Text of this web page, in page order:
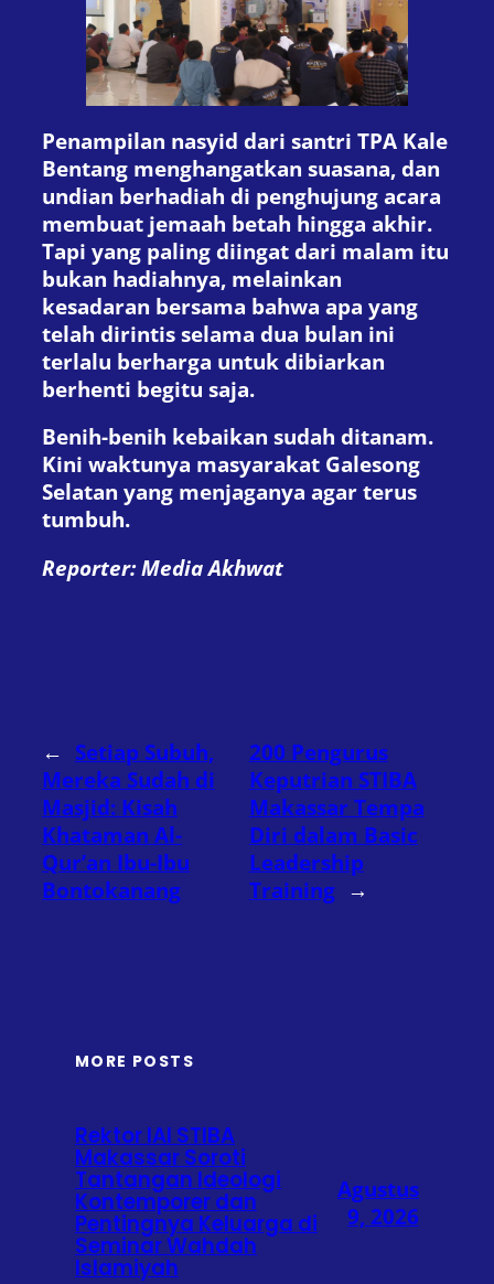
Penampilan nasyid dari santri TPA Kale
Bentang menghangatkan suasana, dan
undian berhadiah di penghujung acara
membuat jemaah betah hingga akhir.
Tapi yang paling diingat dari malam itu
bukan hadiahnya, melainkan
kesadaran bersama bahwa apa yang
telah dirintis selama dua bulan ini
terlalu berharga untuk dibiarkan
berhenti begitu saja.
Benih-benih kebaikan sudah ditanam.
Kini waktunya masyarakat Galesong
Selatan yang menjaganya agar terus
tumbuh.
Reporter: Media Akhwat
← Setiap Subuh,
Mereka Sudah di
Masjid: Kisah
Khataman Al-
Qur’an Ibu-Ibu
Bontokanang
200 Pengurus
Keputrian STIBA
Makassar Tempa
Diri dalam Basic
Leadership
Training →
MORE POSTS
Rektor IAI STIBA
Makassar Soroti
Tantangan Ideologi
Kontemporer dan
Pentingnya Keluarga di
Seminar Wahdah
Islamiyah
Agustus
9, 2026